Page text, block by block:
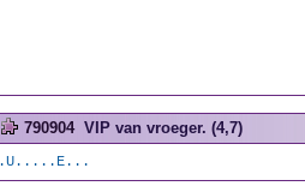
790904 VIP van vroeger. (4,7)
.U.....E...